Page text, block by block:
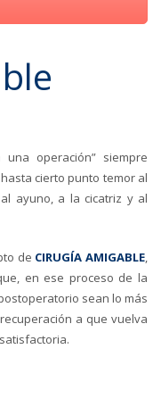
operación” siempre
cierto punto temor al
ayuno, a la cicatriz y al
de CIRUGÍA AMIGABLE,
en ese proceso de la
sean lo más
a que vuelva